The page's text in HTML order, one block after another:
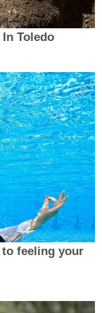
Toledo
feeling your